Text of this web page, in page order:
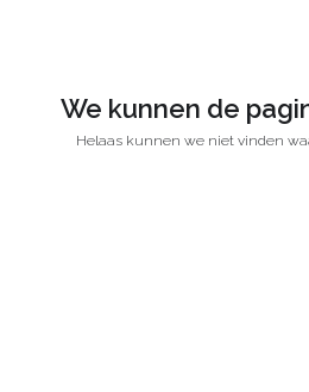
We kunnen de
Helaas kunnen we niet vinden